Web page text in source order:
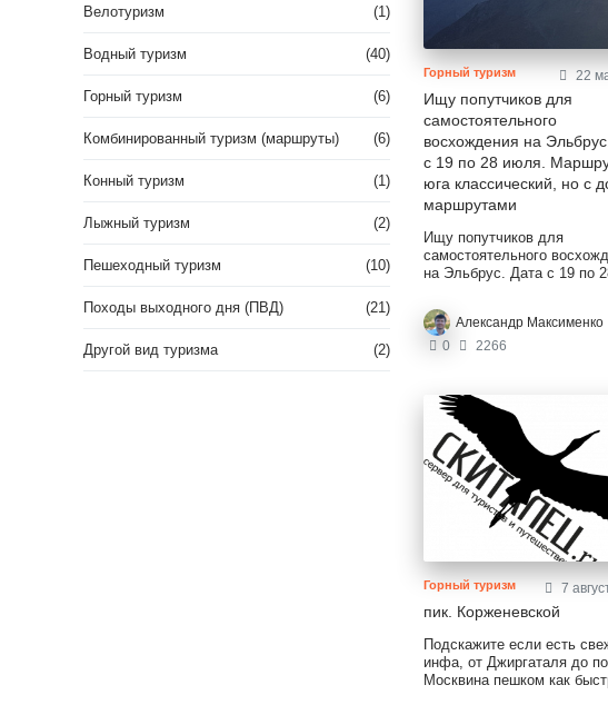
Велотуризм (1)
Водный туризм (40)
Горный туризм (6)
Комбинированный туризм (маршруты) (6)
Конный туризм (1)
Лыжный туризм (2)
Пешеходный туризм (10)
Походы выходного дня (ПВД) (21)
Другой вид туризма (2)
Горный туризм 22
Ищу попутчиков для
самостоятельного
восхождения на
с 19 по 28 июля.
юга классический, но с
маршрутами
Ищу попутчиков для
самостоятельного
на Эльбрус. Дата с 19 по
классический, но с доп.
маршрутами Оптимальный
состав 2-6 человек. Без
Александр Максименко
0
2266
Горный туризм 7
пик. Корженевской
Подскажите если есть
инфа, от Джиргаталя до
Москвина пешком как